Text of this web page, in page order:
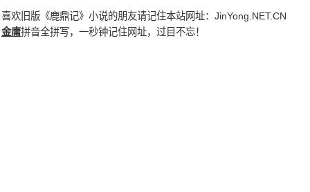
喜欢旧版《鹿鼎记》小说的朋友请记住本站网址： JinYong.NET.CN
金庸拼音全拼写，一秒钟记住网址，过目不忘！